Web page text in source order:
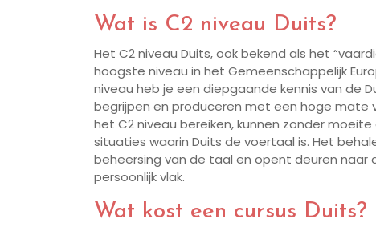
Wat is C2 niveau Duits?
Het C2 niveau Duits, ook bekend als het
hoogste niveau in het Gemeenschappelijk
niveau heb je een diepgaande kennis van de
begrijpen en produceren met een hoge mate
het C2 niveau bereiken, kunnen zonder
situaties waarin Duits de voertaal is. Het
beheersing van de taal en opent deuren naar
persoonlijk vlak.
Wat kost een cursus Duits?